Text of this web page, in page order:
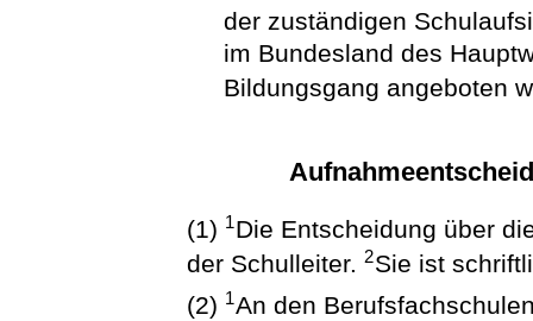
der zuständigen
im Bundesland des
Bildungsgang angeboten
(1) 1Die Entscheidung über
der Schulleiter.2Sie ist
(2) 1An den